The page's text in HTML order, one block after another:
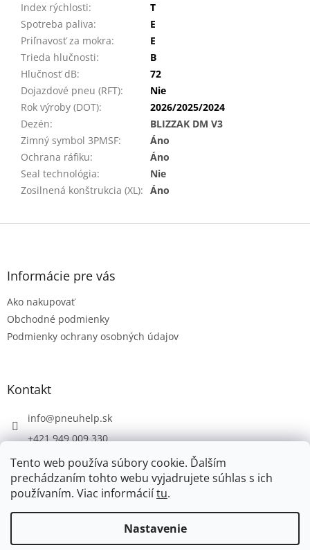
Tento web používa súbory cookie. Ďalším
prechádzaním tohto webu vyjadrujete súhlas s ich
používaním. Viac informáciítu.
Nastavenie
Index rýchlosti:
T
Spotreba paliva:
E
Priľnavosť za mokra:
E
Trieda hlučnosti:
B
Hlučnosť dB:
72
Dojazdové pneu (RFT):
Nie
Rok výroby (DOT):
2026/2025/2024
Dezén:
BLIZZAK DM V3
Zimný symbol 3PMSF:
Áno
Ochrana ráfiku:
Áno
Seal technológia:
Nie
Zosilnená konštrukcia (XL): Áno
Z
Informácie pre vás
Ako nakupovať
Obchodné podmienky
Podmienky ochrany osobných údajov
Kontakt
info@pneuhelp.sk
+421 949 009 330